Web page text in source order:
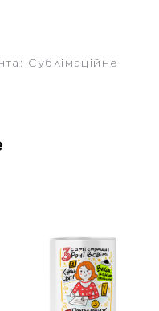
Сублімаційне